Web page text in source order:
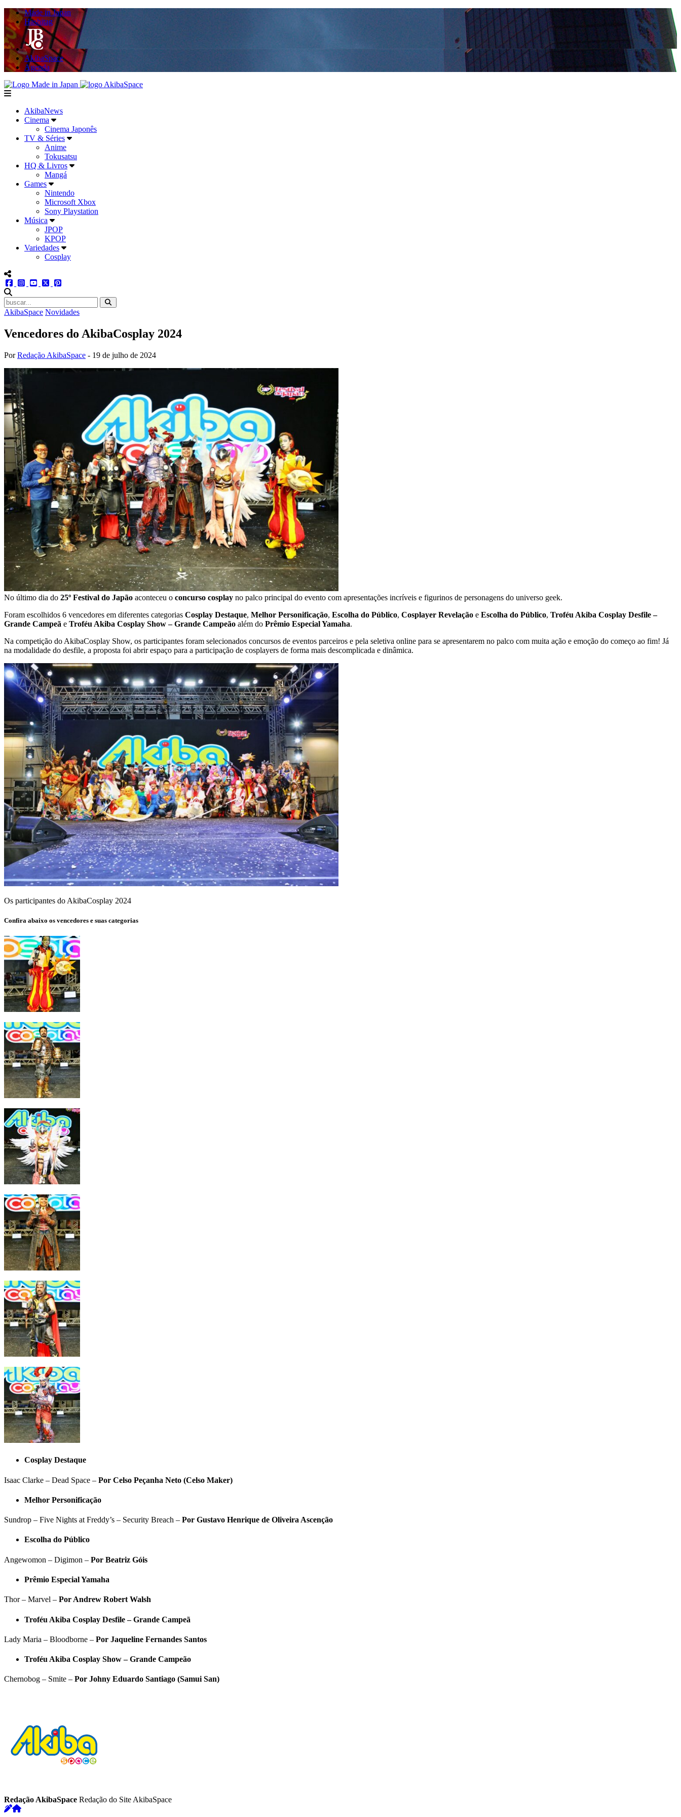
Made in Japan
Hashitag
AkibaSpace
Agenda
Powered By Made in Japan
AkibaSpace
menu
AkibaNews
Cinema
Cinema Japonês
TV & Séries
Anime
Tokusatsu
HQ & Livros
Mangá
Games
Nintendo
Microsoft Xbox
Sony Playstation
Música
JPOP
KPOP
Variedades
Cosplay
menu redes social
facebookinstagram
youtube
twitter
AkibaSpace Novidades
Vencedores do AkibaCosplay 2024
PorRedação AkibaSpace - 19 de julho de 2024
No último dia do 25º Festival do Japão aconteceu o concurso cosplay no palco principal do evento com apresentações incríveis e figurinos de personagens do universo geek.
Foram escolhidos 6 vencedores em diferentes categorias Cosplay Destaque, Melhor Personificação, Escolha do Público, Cosplayer Revelação e Escolha do Público, Troféu Akiba Cosplay Desfile –
Grande Campeã e Troféu Akiba Cosplay Show – Grande Campeão além do Prêmio Especial Yamaha.
Na competição do AkibaCosplay Show, os participantes foram selecionados concursos de eventos parceiros e pela seletiva online para se apresentarem no palco com muita ação e emoção do começo ao fim! Já
na modalidade do desfile, a proposta foi abrir espaço para a participação de cosplayers de forma mais descomplicada e dinâmica.
Os participantes do AkibaCosplay 2024
Confira abaixo os vencedores e suas categorias
Cosplay Destaque
Isaac Clarke – Dead Space – Por Celso Peçanha Neto (Celso Maker)
Melhor Personificação
Sundrop – Five Nights at Freddy’s – Security Breach – Por Gustavo Henrique de Oliveira Ascenção
Escolha do Público
Angewomon – Digimon – Por Beatriz Góis
Prêmio Especial Yamaha
Thor – Marvel – Por Andrew Robert Walsh
Troféu Akiba Cosplay Desfile – Grande Campeã
Lady Maria – Bloodborne – Por Jaqueline Fernandes Santos
Troféu Akiba Cosplay Show – Grande Campeão
Chernobog – Smite – Por Johny Eduardo Santiago (Samui San)
Redação AkibaSpace Redação do Site AkibaSpace